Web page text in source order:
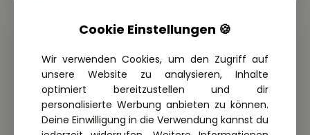
Cookie Einstellungen 🍪
Wir verwenden Cookies, um den Zugriff auf
unsere Website zu analysieren, Inhalte
optimiert bereitzustellen und dir
personalisierte Werbung anbieten zu können.
Deine Einwilligung in die Verwendung kannst du